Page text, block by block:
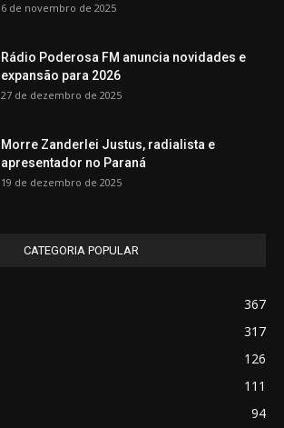
6 de novembro de 2025
Rádio Poderosa FM anuncia novidades e
expansão para 2026
27 de dezembro de 2025
Morre Zanderlei Justus, radialista e
apresentador no Paraná
19 de dezembro de 2025
CATEGORIA POPULAR
367
317
126
111
94